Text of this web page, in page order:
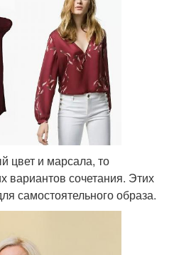
цвет и марсала, то
вариантов сочетания. Этих
самостоятельного образа.